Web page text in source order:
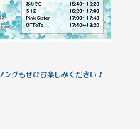
ングもぜひお楽しみください♪